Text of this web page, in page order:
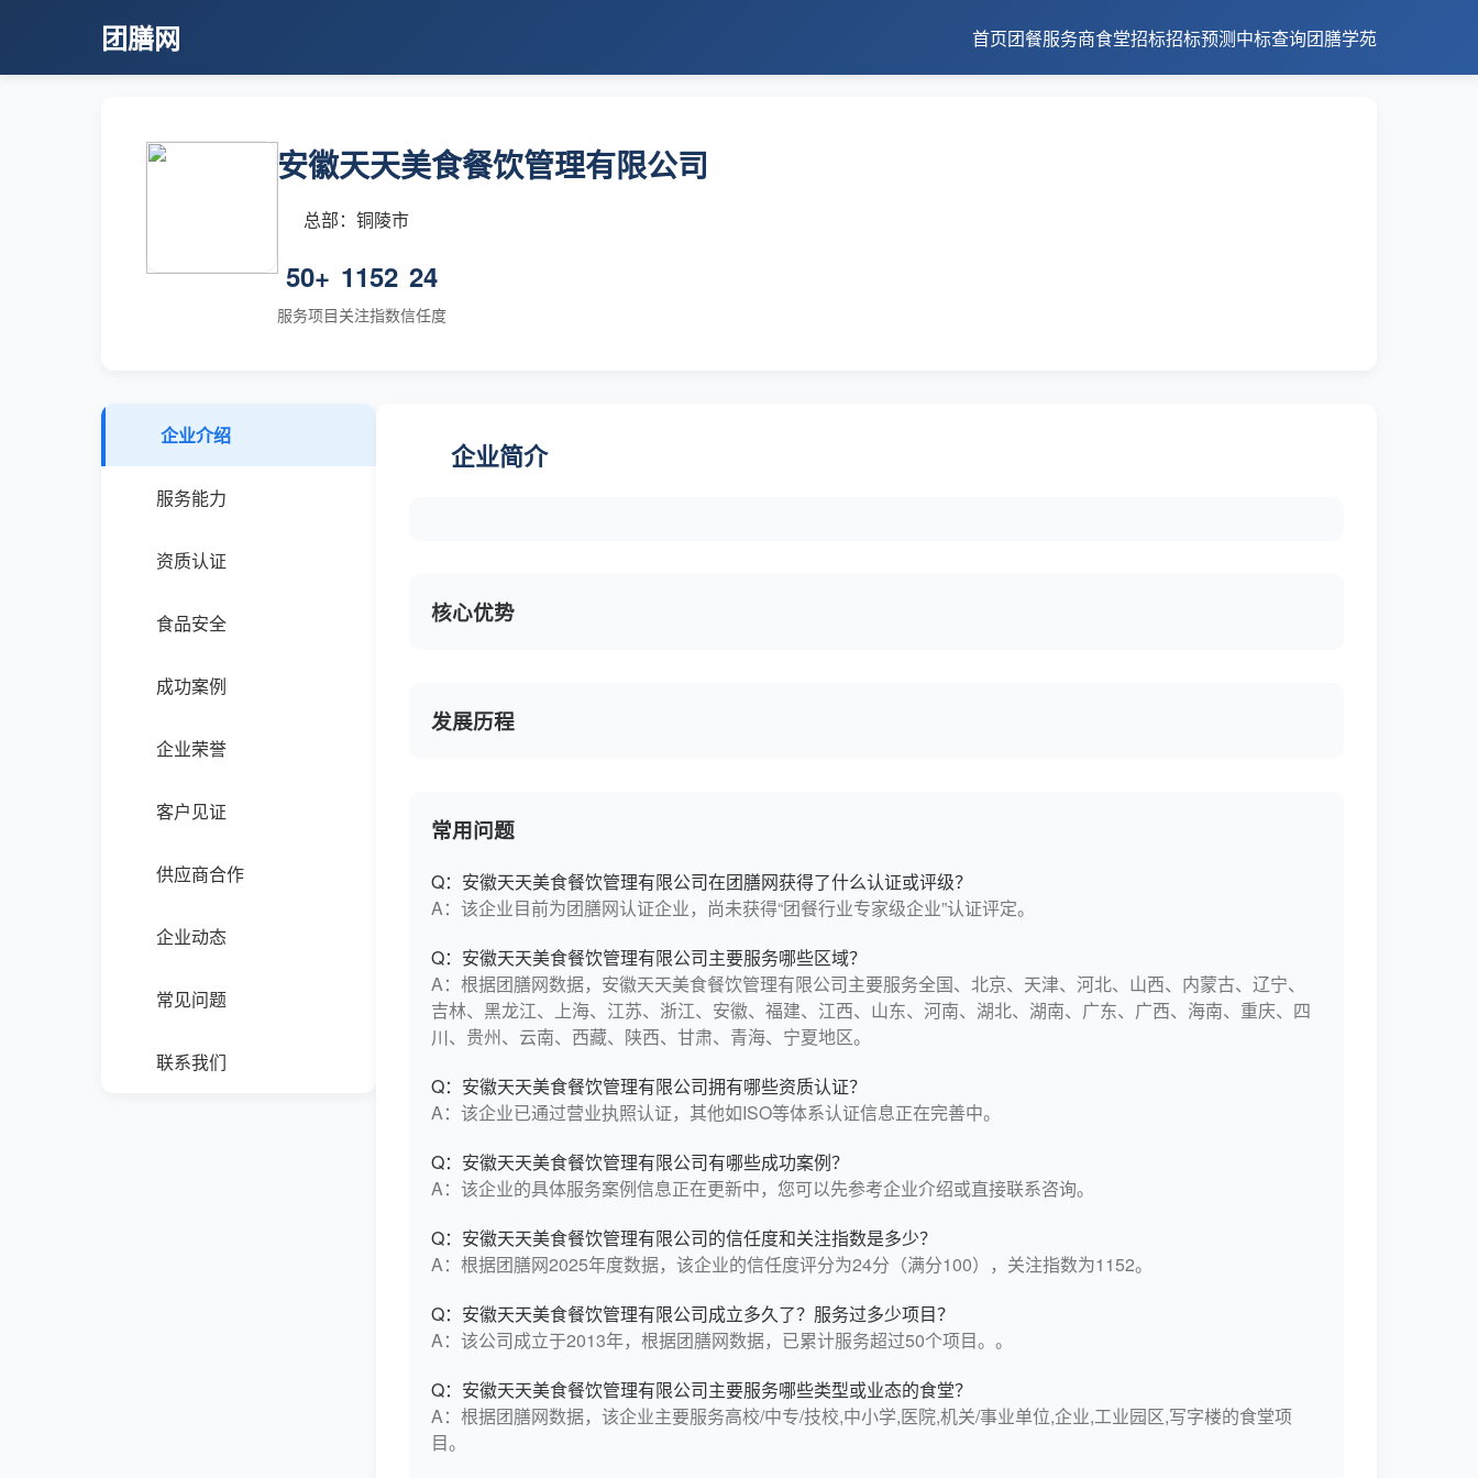
团膳网 首页团餐服务商食堂招标招标预测中标查询团膳学苑
安徽天天美食餐饮管理有限公司
总部：铜陵市
50+
服务项目
1152
关注指数
24
信任度
企业介绍
服务能力
资质认证
食品安全
成功案例
企业荣誉
客户见证
供应商合作
企业动态
常见问题
联系我们
企业简介
核心优势
发展历程
常用问题
Q：安徽天天美食餐饮管理有限公司在团膳网获得了什么认证或评级？
A：该企业目前为团膳网认证企业，尚未获得“团餐行业专家级企业”认证评定。
Q：安徽天天美食餐饮管理有限公司主要服务哪些区域？
A：根据团膳网数据，安徽天天美食餐饮管理有限公司主要服务全国、北京、天津、河北、山西、内蒙古、辽宁、
吉林、黑龙江、上海、江苏、浙江、安徽、福建、江西、山东、河南、湖北、湖南、广东、广西、海南、重庆、四
川、贵州、云南、西藏、陕西、甘肃、青海、宁夏地区。
Q：安徽天天美食餐饮管理有限公司拥有哪些资质认证？
A：该企业已通过营业执照认证，其他如ISO等体系认证信息正在完善中。
Q：安徽天天美食餐饮管理有限公司有哪些成功案例？
A：该企业的具体服务案例信息正在更新中，您可以先参考企业介绍或直接联系咨询。
Q：安徽天天美食餐饮管理有限公司的信任度和关注指数是多少？
A：根据团膳网2025年度数据，该企业的信任度评分为24分（满分100），关注指数为1152。
Q：安徽天天美食餐饮管理有限公司成立多久了？服务过多少项目？
A：该公司成立于2013年，根据团膳网数据，已累计服务超过50个项目。。
Q：安徽天天美食餐饮管理有限公司主要服务哪些类型或业态的食堂？
A：根据团膳网数据，该企业主要服务高校/中专/技校,中小学,医院,机关/事业单位,企业,工业园区,写字楼的食堂项
目。